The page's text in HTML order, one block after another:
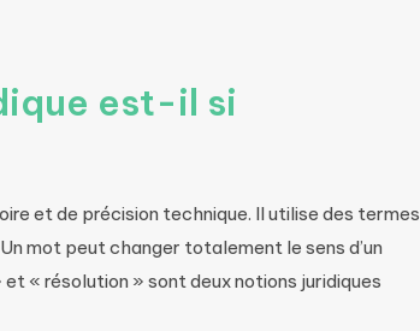
est-il si
et de précision technique. Il utilise des termes
mot peut changer totalement le sens d’un
« résolution » sont deux notions juridiques